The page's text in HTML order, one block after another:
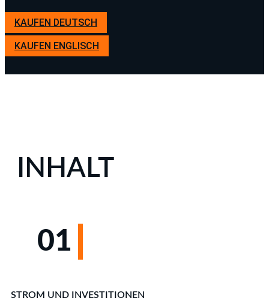
KAUFEN DEUTSCH
KAUFEN ENGLISCH
INHALT
01
STROM UND INVESTITIONEN